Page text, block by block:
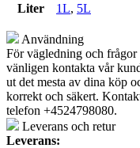
Liter 1L, 5L
Användning
För vägledning och
vänligen kontakta vår
ut det mesta av dina köp
korrekt och säkert.
telefon +4524798080.
Leverans och retur
Leverans: